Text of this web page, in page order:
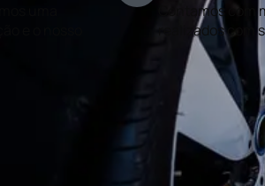
uma
e o nosso
Contamos com
realizados com